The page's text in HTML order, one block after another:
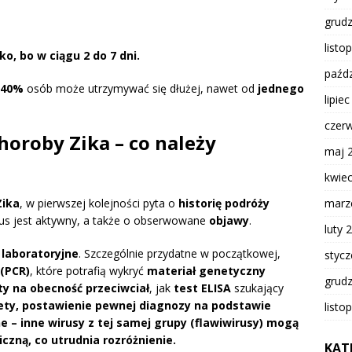
bo w ciągu 2 do 7 dni.
40% osób może utrzymywać się dłużej, nawet od jednego
Zika – co należy
, w pierwszej kolejności pyta o historię podróży
jest aktywny, a także o obserwowane objawy.
. Szczególnie przydatne w początkowej,
, które potrafią wykryć materiał genetyczny
na obecność przeciwciał, jak test ELISA szukający
postawienie pewnej diagnozy na podstawie
– inne wirusy z tej samej grupy (flawiwirusy) mogą
co utrudnia rozróżnienie.
maj
luty